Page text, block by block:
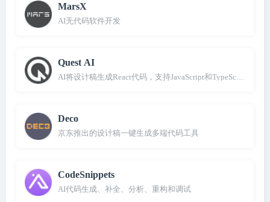
MarsX
AI无代码软件开发
Quest AI
AI将设计稿生成React代码，支持JavaScript和TypeScript
Deco
京东推出的设计稿一键生成多端代码工具
CodeSnippets
AI代码生成、补全、分析、重构和调试